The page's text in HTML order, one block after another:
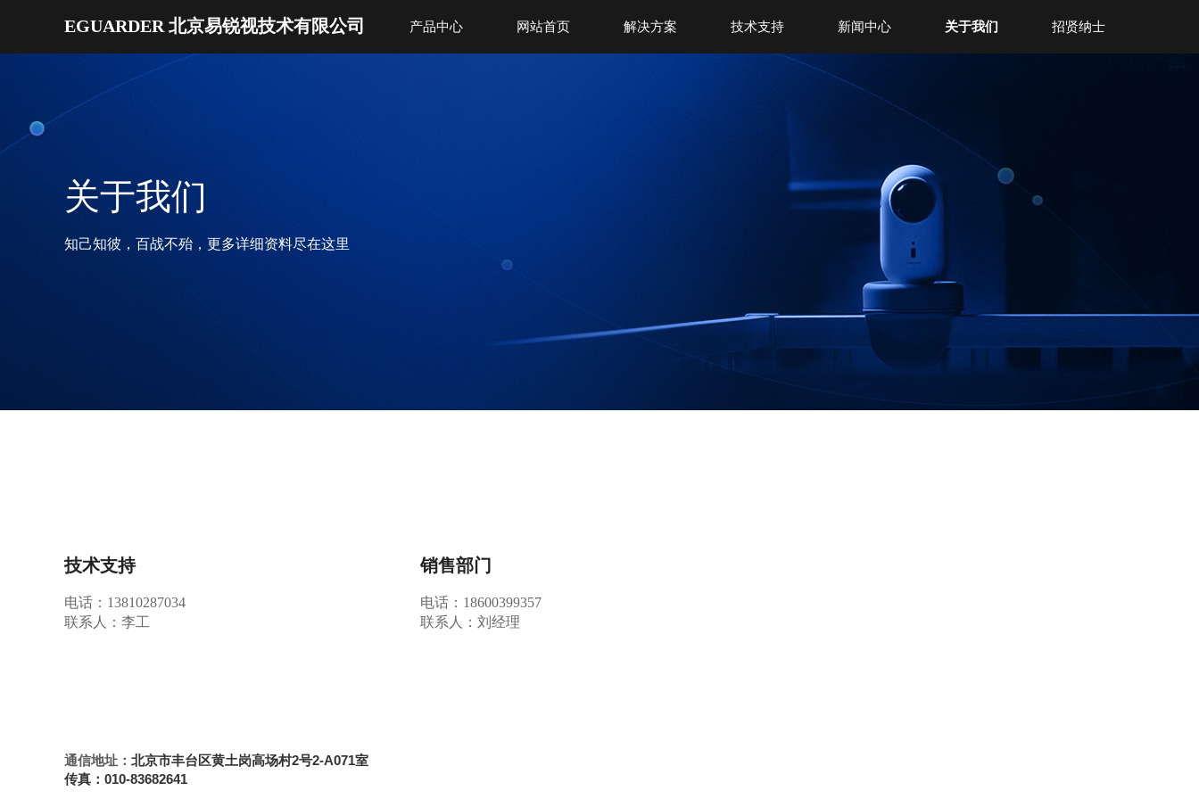
关于我们
知己知彼，百战不殆，更多详细资料尽在这里
技术支持 销售部门
电话：13810287034
联系人：李工
电话：18600399357
联系人：刘经理
通信地址： 北京市丰台区黄土岗高场村2号2-A071室
传真：010-83682641
产品中心 网站首页 解决方案 技术支持 新闻中心 关于我们 招贤纳士
EGUARDER 北京易锐视技术有限公司